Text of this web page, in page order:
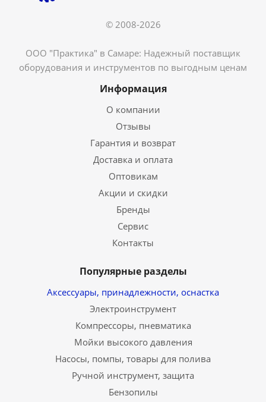
© 2008-2026
ООО "Практика" в Самаре: Надежный поставщик
оборудования и инструментов по выгодным ценам
Информация
О компании
Отзывы
Гарантия и возврат
Доставка и оплата
Оптовикам
Акции и скидки
Бренды
Сервис
Контакты
Популярные разделы
Аксессуары, принадлежности, оснастка
Электроинструмент
Компрессоры, пневматика
Мойки высокого давления
Насосы, помпы, товары для полива
Ручной инструмент, защита
Бензопилы